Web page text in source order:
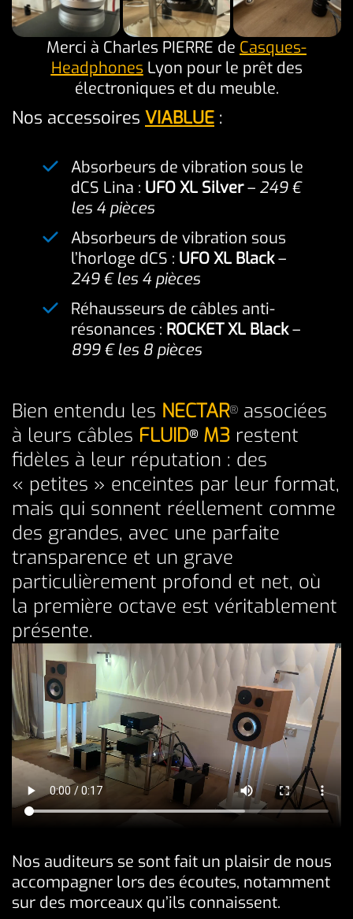
Merci à Charles PIERRE de Casques-
Headphones Lyon pour le prêt des
électroniques et du meuble.
Nos accessoires VIABLUE :
Absorbeurs de vibration sous le
dCS Lina : UFO XL Silver– 249 €
les 4 pièces
Absorbeurs de vibration sous
l’horloge dCS : UFO XL Black–
249 € les 4 pièces
Réhausseurs de câbles anti-
résonances : ROCKET XL Black–
899 € les 8 pièces
Bien entendu les NECTAR® associées
à leurs câbles FLUID®M3 restent
fidèles à leur réputation : des
« petites » enceintes par leur format,
mais qui sonnent réellement comme
des grandes, avec une parfaite
transparence et un grave
particulièrement profond et net, où
la première octave est véritablement
présente.
Nos auditeurs se sont fait un plaisir de nous
accompagner lors des écoutes, notamment
sur des morceaux qu’ils connaissent.